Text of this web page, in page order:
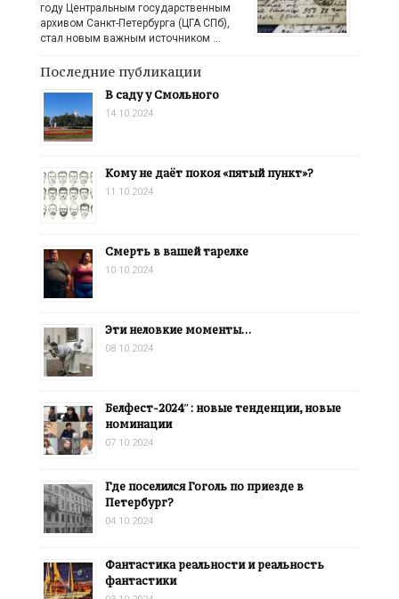
году Центральным государственным
архивом Санкт-Петербурга (ЦГА СПб),
стал новым важным источником …
Последние публикации
В саду у Смольного
14.10.2024
Кому не даёт покоя «пятый пункт»?
11.10.2024
Смерть в вашей тарелке
10.10.2024
Эти неловкие моменты…
08.10.2024
Белфест-2024″: новые тенденции, новые
номинации
07.10.2024
Где поселился Гоголь по приезде в
Петербург?
04.10.2024
Фантастика реальности и реальность
фантастики